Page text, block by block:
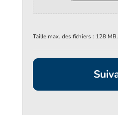
Taille max. des fichiers : 128 MB.